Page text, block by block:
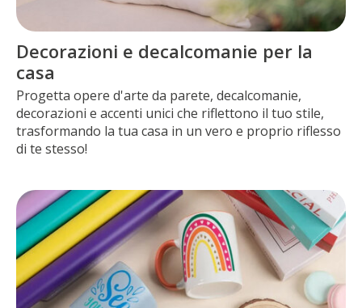
Decorazioni e decalcomanie per la
casa
Progetta opere d'arte da parete, decalcomanie,
decorazioni e accenti unici che riflettono il tuo stile,
trasformando la tua casa in un vero e proprio riflesso
di te stesso!